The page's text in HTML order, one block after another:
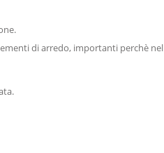
di arredo, importanti perchè